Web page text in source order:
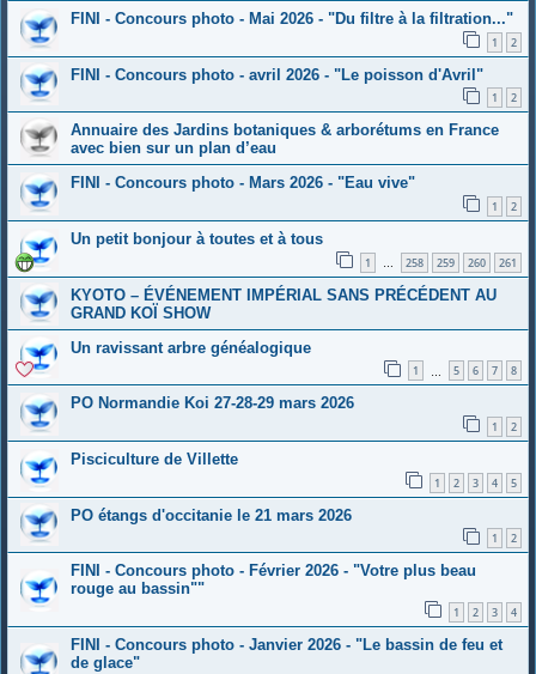
FINI - Concours photo - Mai 2026 - "Du filtre à la filtration..."
1 2
FINI - Concours photo - avril 2026 - "Le poisson d'Avril"
1 2
Annuaire des Jardins botaniques & arborétums en France
avec bien sur un plan d’eau
FINI - Concours photo - Mars 2026 - "Eau vive"
1 2
Un petit bonjour à toutes et à tous
1 … 258 259 260 261
KYOTO – ÉVÉNEMENT IMPÉRIAL SANS PRÉCÉDENT AU
GRAND KOÏ SHOW
Un ravissant arbre généalogique
1 5 6 7 8
PO Normandie Koi 27-28-29 mars 2026
1 2
Pisciculture de Villette
1 2 3 4 5
PO étangs d'occitanie le 21 mars 2026
1 2
FINI - Concours photo - Février 2026 - "Votre plus beau
rouge au bassin""
1 2 3 4
FINI - Concours photo - Janvier 2026 - "Le bassin de feu et
de glace"